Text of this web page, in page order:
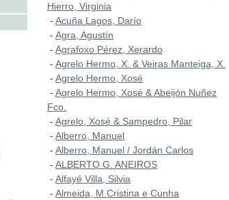
Hierro, Virginia
- Acuña Lagos, Darío
- Agra, Agustín
- Agrafoxo Pérez, Xerardo
- Agrelo Hermo, X. & Veiras Manteiga, X.
- Agrelo Hermo, Xosé
- Agrelo Hermo, Xosé & Abeijón Nuñez
Fco.
- Agrelo, Xosé & Sampedro, Pilar
- Alberro, Manuel
- Alberro, Manuel / Jordán Carlos
- ALBERTO G. ANEIROS
- Alfayé Villa, Silvia
- Almeida, M.Cristina e Cunha